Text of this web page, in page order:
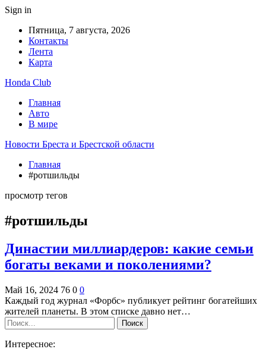
Sign in
Пятница, 7 августа, 2026
Контакты
Лента
Карта
Honda Club
Главная
Авто
В мире
Новости Бреста и Брестской области
Главная
#ротшильды
просмотр тегов
#ротшильды
Династии миллиардеров: какие семьи
богаты веками и поколениями?
Май 16, 2024 76 0 0
Каждый год журнал «Форбс» публикует рейтинг богатейших
жителей планеты. В этом списке давно нет…
Интересное: